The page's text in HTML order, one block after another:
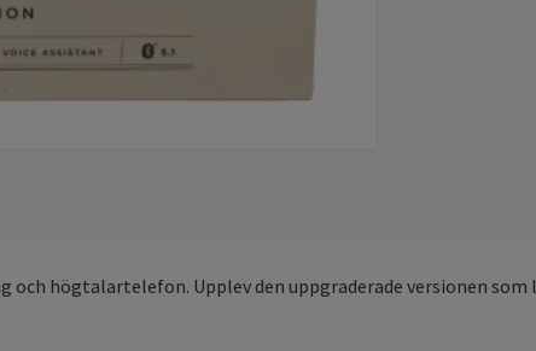
högtalartelefon. Upplev den uppgraderade versionen som